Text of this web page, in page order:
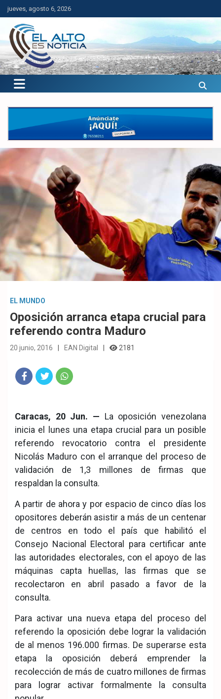
Saltar
al
contenido
jueves, agosto 6, 2026
El Alto es Noticia
Últimas noticias de El Alto, Bolivia y el mundo.
EL MUNDO
Oposición arranca etapa crucial para
referendo contra Maduro
20 junio, 2016 EAN Digital 2181
eb
ook
tsA
pp
Caracas, 20 Jun. — La oposición venezolana
inicia el lunes una etapa crucial para un posible
referendo revocatorio contra el presidente
Nicolás Maduro con el arranque del proceso de
validación de 1,3 millones de firmas que
respaldan la consulta.
A partir de ahora y por espacio de cinco días los
opositores deberán asistir a más de un centenar
de centros en todo el país que habilitó el
Consejo Nacional Electoral para certificar ante
las autoridades electorales, con el apoyo de las
máquinas capta huellas, las firmas que se
recolectaron en abril pasado a favor de la
consulta.
Para activar una nueva etapa del proceso del
referendo la oposición debe lograr la validación
de al menos 196.000 firmas. De superarse esta
etapa la oposición deberá emprender la
recolección de más de cuatro millones de firmas
para lograr activar formalmente la consulta